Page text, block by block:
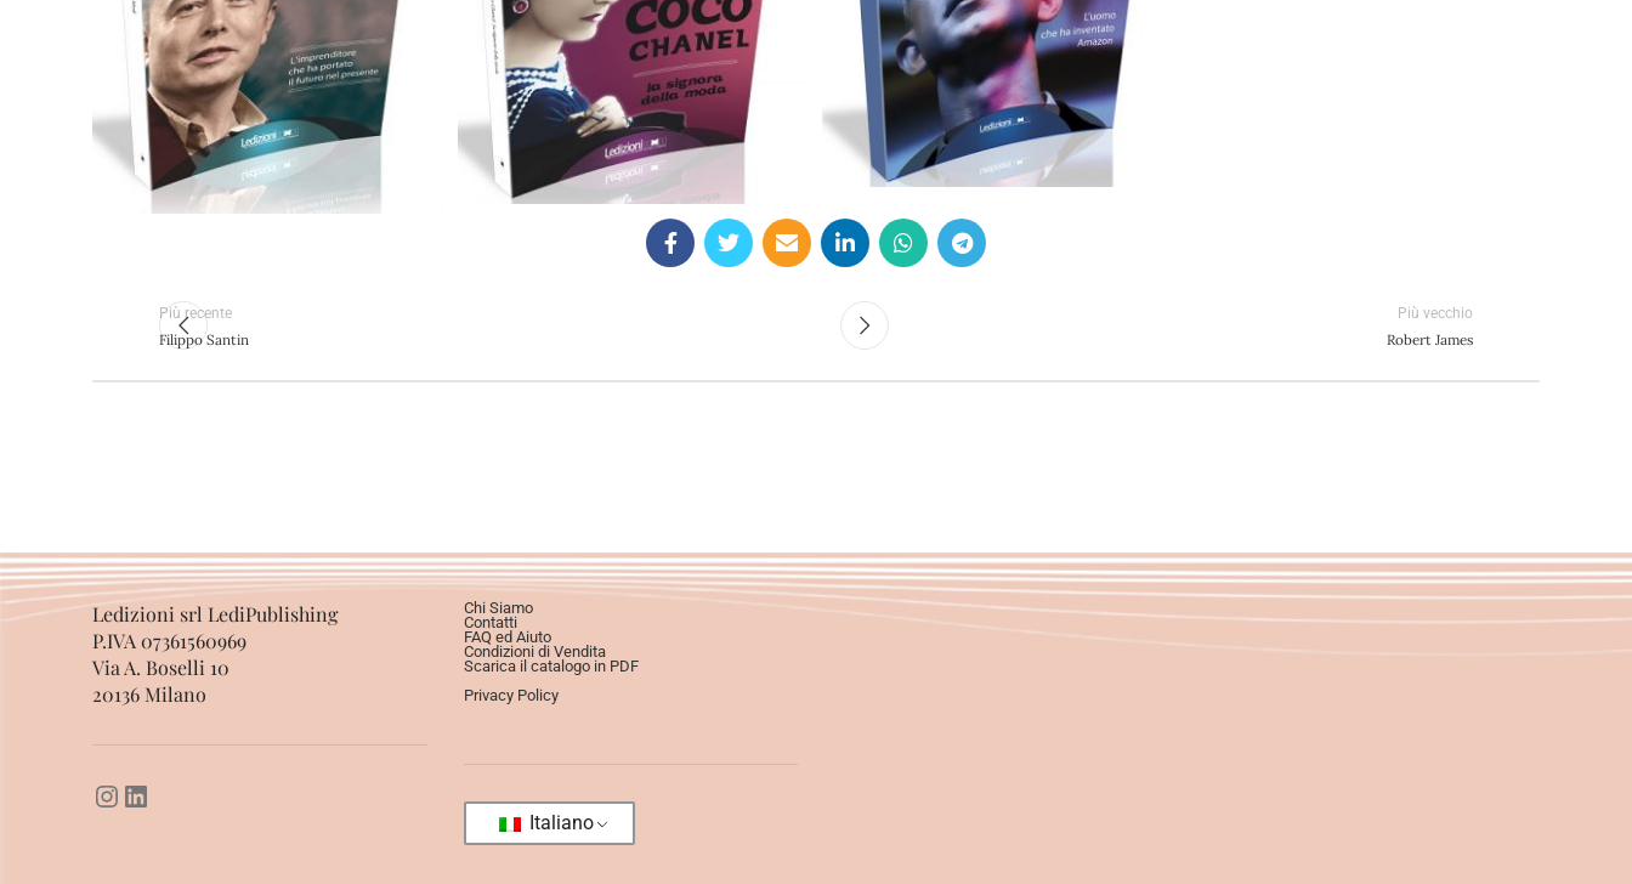
Aggiungi al carrello
9,90 €
Aggiungi al carrello
9,90€
Aggiungi al carrello
Più recente
Filippo Santin
Più vecchio
Robert James
Ledizioni srl LediPublishing
P.IVA 07361560969
Via A. Boselli 10
20136 Milano
Chi Siamo
Contatti
FAQ ed Aiuto
Condizioni di Vendita
Scarica il catalogo in PDF
Privacy Policy
Italiano